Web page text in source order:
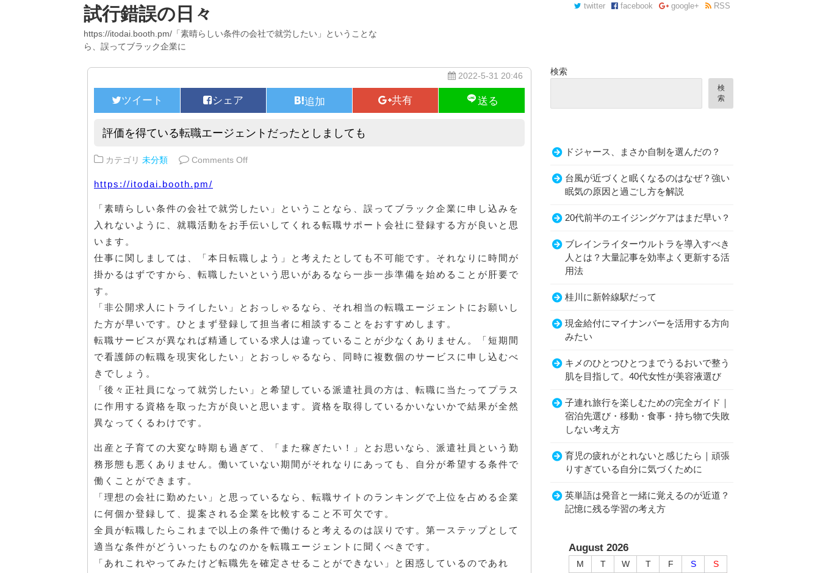
試行錯誤の日々
https://itodai.booth.pm/「素晴らしい条件の会社で就労したい」ということな
ら、誤ってブラック企業に
twitter facebook google+ RSS
2022-5-31 20:46
評価を得ている転職エージェントだったとしましても
カテゴリ 未分類 Comments Offon 評価を得ている転職エージェントだったとしましても
https://itodai.booth.pm/
「素晴らしい条件の会社で就労したい」ということなら、誤ってブラック企業に申し込みを
入れないように、就職活動をお手伝いしてくれる転職サポート会社に登録する方が良いと思
います。
仕事に関しましては、「本日転職しよう」と考えたとしても不可能です。それなりに時間が
掛かるはずですから、転職したいという思いがあるなら一歩一歩準備を始めることが肝要で
す。
「非公開求人にトライしたい」とおっしゃるなら、それ相当の転職エージェントにお願いし
た方が早いです。ひとまず登録して担当者に相談することをおすすめします。
転職サービスが異なれば精通している求人は違っていることが少なくありません。「短期間
で看護師の転職を現実化したい」とおっしゃるなら、同時に複数個のサービスに申し込むべ
きでしょう。
「後々正社員になって就労したい」と希望している派遣社員の方は、転職に当たってプラス
に作用する資格を取った方が良いと思います。資格を取得しているかいないかで結果が全然
異なってくるわけです。
出産と子育ての大変な時期も過ぎて、「また稼ぎたい！」とお思いなら、派遣社員という勤
務形態も悪くありません。働いていない期間がそれなりにあっても、自分が希望する条件で
働くことができます。
「理想の会社に勤めたい」と思っているなら、転職サイトのランキングで上位を占める企業
に何個か登録して、提案される企業を比較すること不可欠です。
全員が転職したらこれまで以上の条件で働けると考えるのは誤りです。第一ステップとして
適当な条件がどういったものなのかを転職エージェントに聞くべきです。
「あれこれやってみたけど転職先を確定させることができない」と困惑しているのであれ
検索
検
索
ドジャース、まさか自制を選んだの？
台風が近づくと眠くなるのはなぜ？強い
眠気の原因と過ごし方を解説
20代前半のエイジングケアはまだ早い？
ブレインライターウルトラを導入すべき
人とは？大量記事を効率よく更新する活
用法
桂川に新幹線駅だって
現金給付にマイナンバーを活用する方向
みたい
キメのひとつひとつまでうるおいで整う
肌を目指して。40代女性が美容液選び
子連れ旅行を楽しむための完全ガイド｜
宿泊先選び・移動・食事・持ち物で失敗
しない考え方
育児の疲れがとれないと感じたら｜頑張
りすぎている自分に気づくために
英単語は発音と一緒に覚えるのが近道？
記憶に残る学習の考え方
August 2026
M T W T F S
S